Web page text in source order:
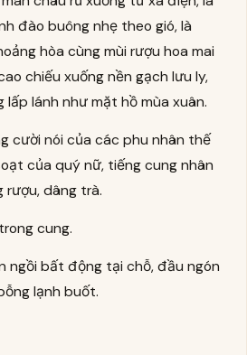
đào buông nhẹ theo gió, là
hòa cùng mùi rượu hoa mai
chiếu xuống nền gạch lưu ly,
lánh như mặt hồ mùa xuân.
cười nói của các phu nhân thế
của quý nữ, tiếng cung nhân
rượu, dâng trà.
cung.
ngồi bất động tại chỗ, đầu ngón
lạnh buốt.